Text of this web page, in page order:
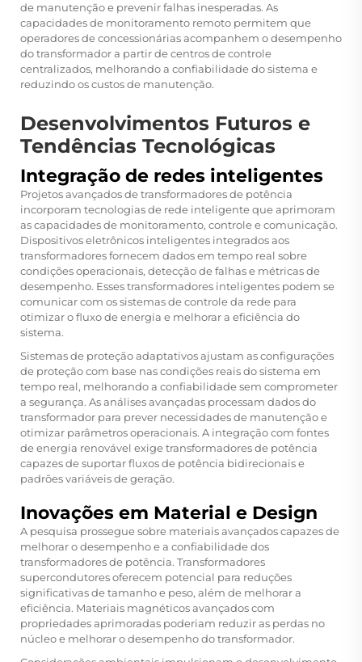
de manutenção e prevenir falhas inesperadas. As
capacidades de monitoramento remoto permitem que
operadores de concessionárias acompanhem o desempenho
do transformador a partir de centros de controle
centralizados, melhorando a confiabilidade do sistema e
reduzindo os custos de manutenção.
Desenvolvimentos Futuros e
Tendências Tecnológicas
Integração de redes inteligentes
Projetos avançados de transformadores de potência
incorporam tecnologias de rede inteligente que aprimoram
as capacidades de monitoramento, controle e comunicação.
Dispositivos eletrônicos inteligentes integrados aos
transformadores fornecem dados em tempo real sobre
condições operacionais, detecção de falhas e métricas de
desempenho. Esses transformadores inteligentes podem se
comunicar com os sistemas de controle da rede para
otimizar o fluxo de energia e melhorar a eficiência do
sistema.
Sistemas de proteção adaptativos ajustam as configurações
de proteção com base nas condições reais do sistema em
tempo real, melhorando a confiabilidade sem comprometer
a segurança. As análises avançadas processam dados do
transformador para prever necessidades de manutenção e
otimizar parâmetros operacionais. A integração com fontes
de energia renovável exige transformadores de potência
capazes de suportar fluxos de potência bidirecionais e
padrões variáveis de geração.
Inovações em Material e Design
A pesquisa prossegue sobre materiais avançados capazes de
melhorar o desempenho e a confiabilidade dos
transformadores de potência. Transformadores
supercondutores oferecem potencial para reduções
significativas de tamanho e peso, além de melhorar a
eficiência. Materiais magnéticos avançados com
propriedades aprimoradas poderiam reduzir as perdas no
núcleo e melhorar o desempenho do transformador.